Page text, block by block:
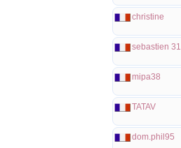
christine
sebastien 31
mipa38
TATAV
dom.phil95